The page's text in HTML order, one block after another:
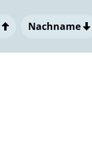
Nachname